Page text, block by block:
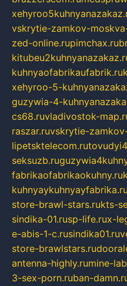
vskrytie-zamkov-
zed-online.rupimchax.ru
kuhnyaofabrikaufabrik.ru
xehyroo-5-
guzywia-4-
cs68.ruvladivostok-
raszar.ruvskrytie-
lipetsktelecom.ru
seksuzb.ru
fabrikaofabrikaokuhny.ru
kuhnyaykuhnyayfabrika.ru
store-brawl-stars.rukts-
sindika-01.rusp-life.rux-
e-abis-1-c.rusindika01.ru
store-brawlstars.ru
antenna-highly.rumine-
3-sex-porn.ruban-